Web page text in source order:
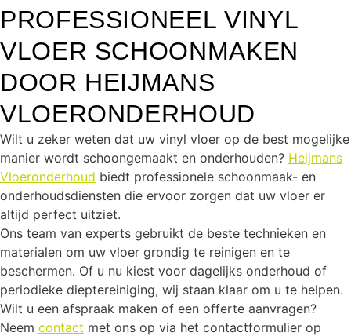
PROFESSIONEEL VINYL
VLOER SCHOONMAKEN
DOOR HEIJMANS
VLOERONDERHOUD
Wilt u zeker weten dat uw vinyl vloer op de best mogelijke
manier wordt schoongemaakt en onderhouden? Heijmans
Vloeronderhoud biedt professionele schoonmaak- en
onderhoudsdiensten die ervoor zorgen dat uw vloer er
altijd perfect uitziet.
Ons team van experts gebruikt de beste technieken en
materialen om uw vloer grondig te reinigen en te
beschermen. Of u nu kiest voor dagelijks onderhoud of
periodieke dieptereiniging, wij staan klaar om u te helpen.
Wilt u een afspraak maken of een offerte aanvragen?
Neem contact met ons op via het contactformulier op